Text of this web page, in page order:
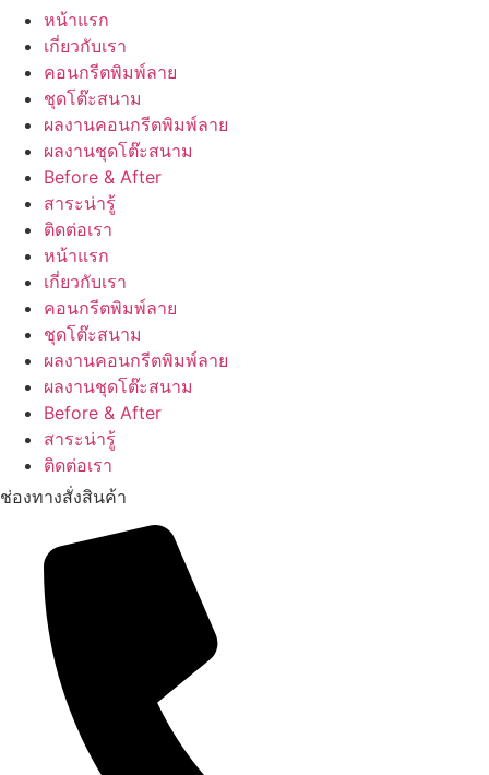
หน้าแรก
เกี่ยวกับเรา
คอนกรีตพิมพ์ลาย
ชุดโต๊ะสนาม
ผลงานคอนกรีตพิมพ์ลาย
ผลงานชุดโต๊ะสนาม
Before & After
สาระน่ารู้
ติดต่อเรา
หน้าแรก
เกี่ยวกับเรา
คอนกรีตพิมพ์ลาย
ชุดโต๊ะสนาม
ผลงานคอนกรีตพิมพ์ลาย
ผลงานชุดโต๊ะสนาม
Before & After
สาระน่ารู้
ติดต่อเรา
ช่องทางสั่งสินค้า